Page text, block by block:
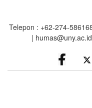
main
Telepon : +62-274-
| humas@uny.ac.id
facebook